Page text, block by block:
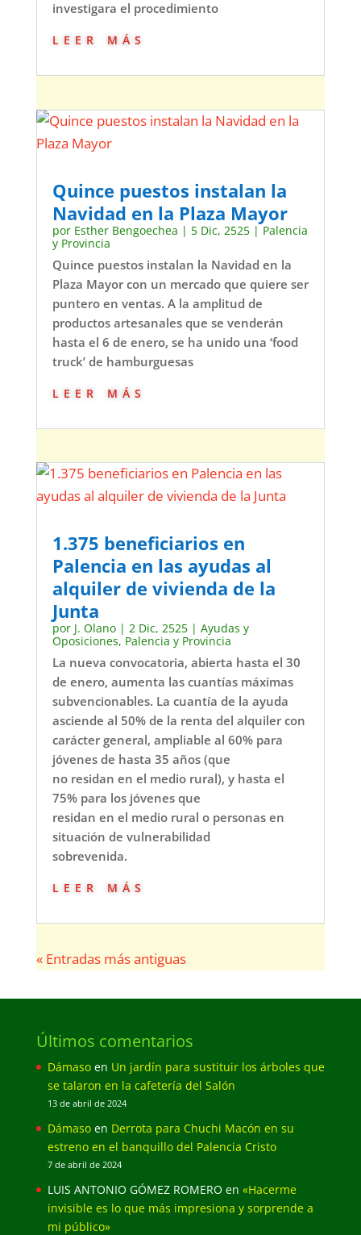
investigara el procedimiento
leer más
Quince puestos instalan la
Navidad en la Plaza Mayor
por Esther Bengoechea | 5 Dic, 2525| Palencia
y Provincia
Quince puestos instalan la Navidad en la
Plaza Mayor con un mercado que quiere ser
puntero en ventas. A la amplitud de
productos artesanales que se venderán
hasta el 6 de enero, se ha unido una ‘food
truck’ de hamburguesas
leer más
1.375 beneficiarios en
Palencia en las ayudas al
alquiler de vivienda de la
Junta
por J. Olano| 2 Dic, 2525| Ayudas y
Oposiciones, Palencia y Provincia
La nueva convocatoria, abierta hasta el 30
de enero, aumenta las cuantías máximas
subvencionables. La cuantía de la ayuda
asciende al 50% de la renta del alquiler con
carácter general, ampliable al 60% para
jóvenes de hasta 35 años (que
no residan en el medio rural), y hasta el
75% para los jóvenes que
residan en el medio rural o personas en
situación de vulnerabilidad
sobrevenida.
leer más
« Entradas más antiguas
Últimos comentarios
Dámasoen Un jardín para sustituir los árboles que
se talaron en la cafetería del Salón
13 de abril de 2024
Dámasoen Derrota para Chuchi Macón en su
estreno en el banquillo del Palencia Cristo
7 de abril de 2024
LUIS ANTONIO GÓMEZ ROMERO en «Hacerme
invisible es lo que más impresiona y sorprende a
mi público»